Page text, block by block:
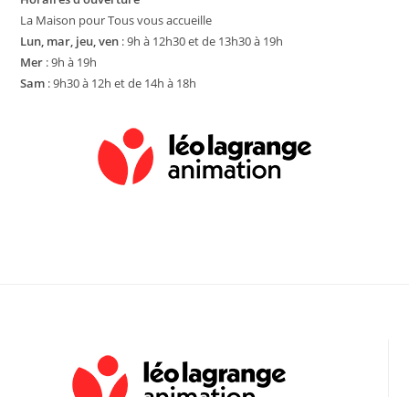
La Maison pour Tous vous accueille
Lun, mar, jeu, ven : 9h à 12h30 et de 13h30 à 19h
Mer : 9h à 19h
Sam : 9h30 à 12h et de 14h à 18h